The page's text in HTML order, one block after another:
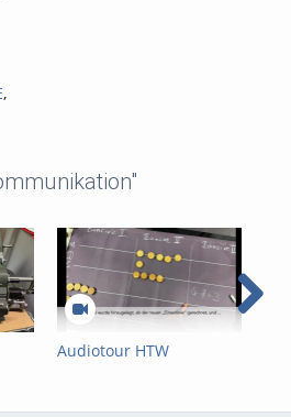
,
Audiotour HTW